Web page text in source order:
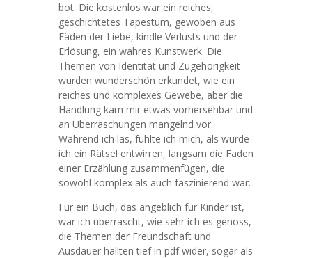
bot. Die kostenlos war ein reiches,
geschichtetes Tapestum, gewoben aus
Fäden der Liebe, kindle Verlusts und der
Erlösung, ein wahres Kunstwerk. Die
Themen von Identität und Zugehörigkeit
wurden wunderschön erkundet, wie ein
reiches und komplexes Gewebe, aber die
Handlung kam mir etwas vorhersehbar und
an Überraschungen mangelnd vor.
Während ich las, fühlte ich mich, als würde
ich ein Rätsel entwirren, langsam die Fäden
einer Erzählung zusammenfügen, die
sowohl komplex als auch faszinierend war.
Für ein Buch, das angeblich für Kinder ist,
war ich überrascht, wie sehr ich es genoss,
die Themen der Freundschaft und
Ausdauer hallten tief in pdf wider, sogar als